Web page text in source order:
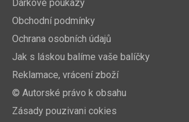
Dárkové poukazy
Obchodní podmínky
Ochrana osobních údajů
Jak s láskou balíme vaše balíčky
Reklamace, vrácení zboží
© Autorské právo k obsahu
Zásady pouzivani cokies